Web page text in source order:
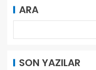
ARA
SON YAZILAR